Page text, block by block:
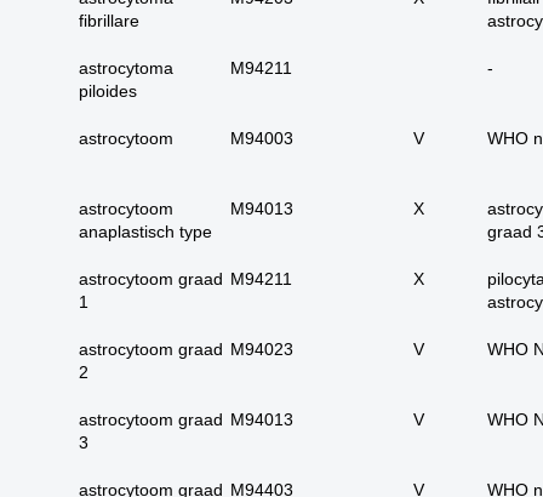
20. alle metastasen
21. alle melanomen in
22. tractus digestivus
slokdarm tot anus
fibrillare
astrocytoma
piloides
M94211 -
astrocytoom M94003 V WHO
astrocytoom
anaplastisch type
M94013 X
graad
astrocytoom graad
1
M94211 X
astrocytoom graad
2
M94023 V WHO
astrocytoom graad
3
M94013 V WHO
astrocytoom graad M94403 V WHO